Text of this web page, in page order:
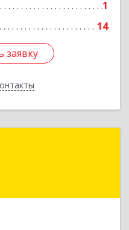
1
14
заявку
заявку
пер, дом № 15,